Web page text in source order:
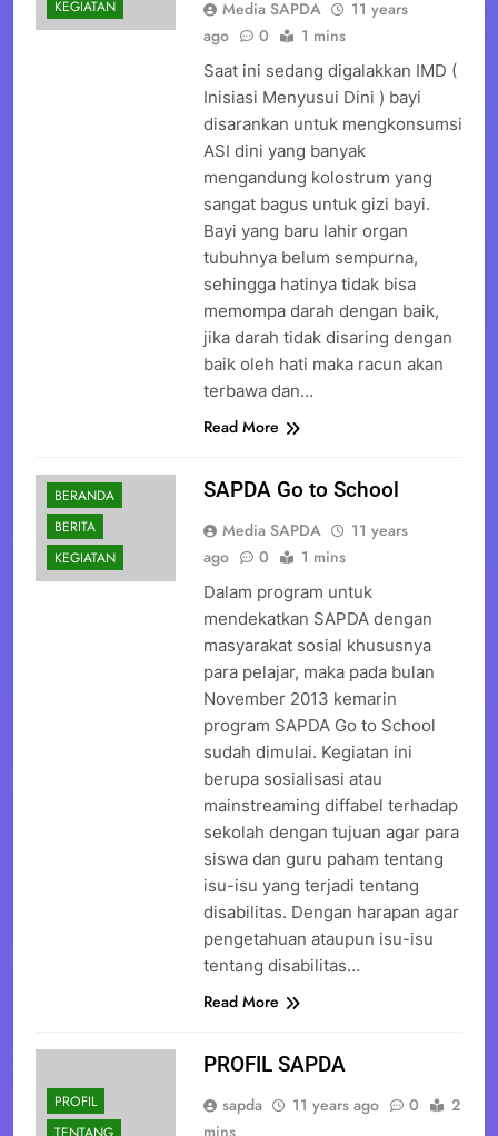
KEGIATAN Media SAPDA
11 years
ago
0 1 mins
Saat ini sedang digalakkan IMD (
Inisiasi Menyusui Dini ) bayi
disarankan untuk mengkonsumsi
ASI dini yang banyak
mengandung kolostrum yang
sangat bagus untuk gizi bayi.
Bayi yang baru lahir organ
tubuhnya belum sempurna,
sehingga hatinya tidak bisa
memompa darah dengan baik,
jika darah tidak disaring dengan
baik oleh hati maka racun akan
terbawa dan…
Read More
BERANDA
BERITA
KEGIATAN
SAPDA Go to School
Media SAPDA
11 years
ago
0 1 mins
Dalam program untuk
mendekatkan SAPDA dengan
masyarakat sosial khususnya
para pelajar, maka pada bulan
November 2013 kemarin
program SAPDA Go to School
sudah dimulai. Kegiatan ini
berupa sosialisasi atau
mainstreaming diffabel terhadap
sekolah dengan tujuan agar para
siswa dan guru paham tentang
isu-isu yang terjadi tentang
disabilitas. Dengan harapan agar
pengetahuan ataupun isu-isu
tentang disabilitas…
Read More
PROFIL
PROFIL SAPDA
sapda 11 years ago 0
2